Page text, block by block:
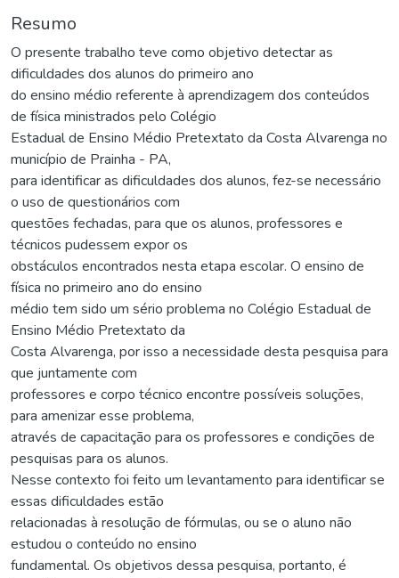
Resumo
O presente trabalho teve como objetivo detectar as
dificuldades dos alunos do primeiro ano
do ensino médio referente à aprendizagem dos conteúdos
de física ministrados pelo Colégio
Estadual de Ensino Médio Pretextato da Costa Alvarenga no
município de Prainha - PA,
para identificar as dificuldades dos alunos, fez-se necessário
o uso de questionários com
questões fechadas, para que os alunos, professores e
técnicos pudessem expor os
obstáculos encontrados nesta etapa escolar. O ensino de
física no primeiro ano do ensino
médio tem sido um sério problema no Colégio Estadual de
Ensino Médio Pretextato da
Costa Alvarenga, por isso a necessidade desta pesquisa para
que juntamente com
professores e corpo técnico encontre possíveis soluções,
para amenizar esse problema,
através de capacitação para os professores e condições de
pesquisas para os alunos.
Nesse contexto foi feito um levantamento para identificar se
essas dificuldades estão
relacionadas à resolução de fórmulas, ou se o aluno não
estudou o conteúdo no ensino
fundamental. Os objetivos dessa pesquisa, portanto, é